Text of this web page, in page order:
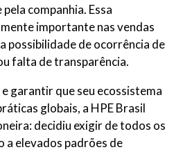
companhia. Essa
importante nas vendas
possibilidade de ocorrência de
falta de transparência.
garantir que seu ecossistema
globais, a HPE Brasil
decidiu exigir de todos os
a elevados padrões de